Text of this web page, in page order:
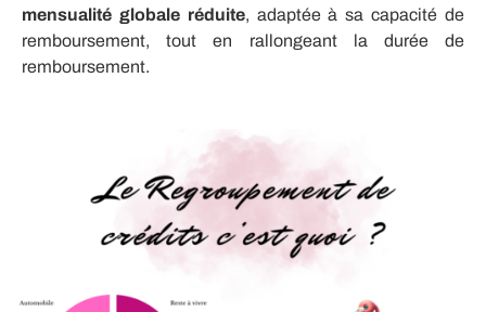
mensualité globale réduite, adaptée à sa capacité de
remboursement, tout en rallongeant la durée de
remboursement.